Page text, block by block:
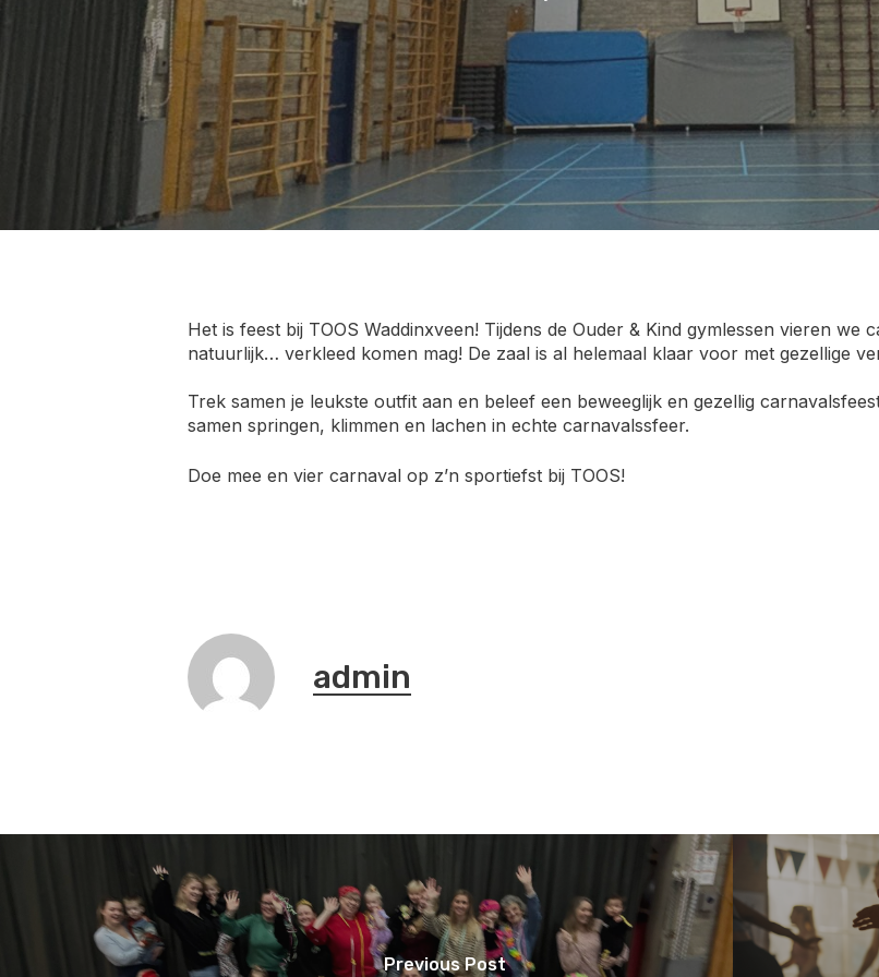
Het is feest bij TOOS Waddinxveen! Tijdens de Ouder & Kind gymlessen vieren
natuurlijk… verkleed komen mag! De zaal is al helemaal klaar voor met gezellige
Trek samen je leukste outfit aan en beleef een beweeglijk en gezellig
samen springen, klimmen en lachen in echte carnavals­sfeer.
Doe mee en vier carnaval op z’n sportiefst bij TOOS!
admin
Previous Post